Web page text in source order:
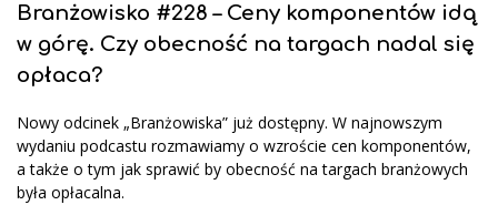
Branżowisko #228 – Ceny komponentów idą
w górę. Czy obecność na targach nadal się
opłaca?
Nowy odcinek „Branżowiska” już dostępny. W najnowszym
wydaniu podcastu rozmawiamy o wzroście cen komponentów,
a także o tym jak sprawić by obecność na targach branżowych
była opłacalna.